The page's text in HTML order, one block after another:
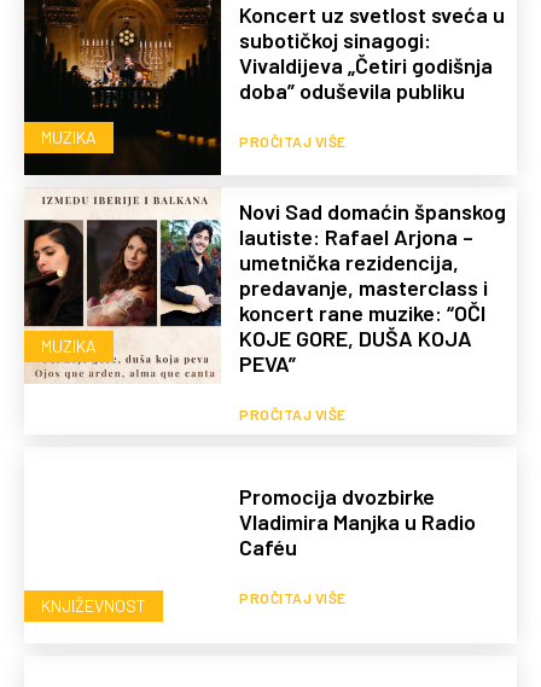
MUZIKA
Koncert uz svetlost sveća u
subotičkoj sinagogi:
Vivaldijeva „Četiri godišnja
doba” oduševila publiku
PROČITAJ VIŠE
MUZIKA
Novi Sad domaćin španskog
lautiste: Rafael Arjona –
umetnička rezidencija,
predavanje, masterclass i
koncert rane muzike: “OČI
KOJE GORE, DUŠA KOJA
PEVA”
PROČITAJ VIŠE
KNJIŽEVNOST
Promocija dvozbirke
Vladimira Manjka u Radio
Caféu
PROČITAJ VIŠE